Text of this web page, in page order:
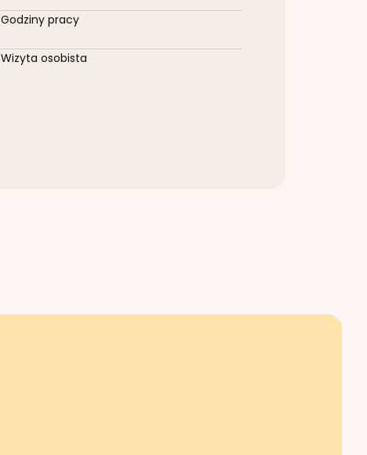
Godziny pracy
Wizyta osobista